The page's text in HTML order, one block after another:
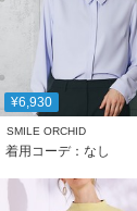
¥6,930
SMILE ORCHID
着用コーデ：なし